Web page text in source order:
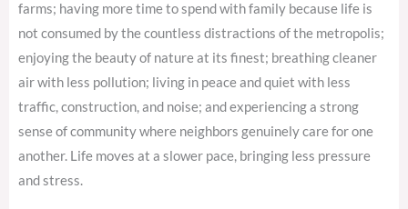
farms; having more time to spend with family because life is
not consumed by the countless distractions of the metropolis;
enjoying the beauty of nature at its finest; breathing cleaner
air with less pollution; living in peace and quiet with less
traffic, construction, and noise; and experiencing a strong
sense of community where neighbors genuinely care for one
another. Life moves at a slower pace, bringing less pressure
and stress.